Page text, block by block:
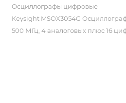
Осциллографы цифровые —
Keysight MSOX3054G
500 МГц, 4 аналоговых плюс 16